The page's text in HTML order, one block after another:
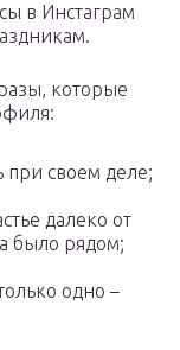
в Инстаграм
которые
при своем деле;
далеко от
было рядом;
одно –